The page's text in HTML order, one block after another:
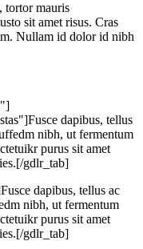
tortor mauris
sit amet risus. Cras
Nullam id dolor id nibh
dapibus, tellus
nibh, ut fermentum
purus sit amet
gdlr_tab]
dapibus, tellus ac
nibh, ut fermentum
purus sit amet
gdlr_tab]